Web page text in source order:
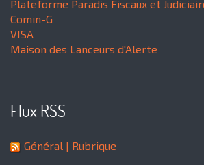
Plateforme Paradis Fiscaux et
Comin-G
VISA
Maison des Lanceurs d'Alerte
Flux RSS
Général | Rubrique